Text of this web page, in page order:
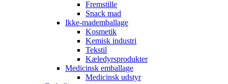
Fremstille
Snack mad
Ikke-mademballage
Kosmetik
Kemisk industri
Tekstil
Kæledyrsprodukter
Medicinsk emballage
Medicinsk udstyr